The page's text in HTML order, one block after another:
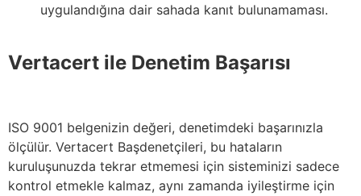
uygulandığına dair sahada kanıt bulunamaması.
Vertacert ile Denetim Başarısı
ISO 9001 belgenizin değeri, denetimdeki başarınızla
ölçülür. Vertacert Başdenetçileri, bu hataların
kuruluşunuzda tekrar etmemesi için sisteminizi sadece
kontrol etmekle kalmaz, aynı zamanda iyileştirme için